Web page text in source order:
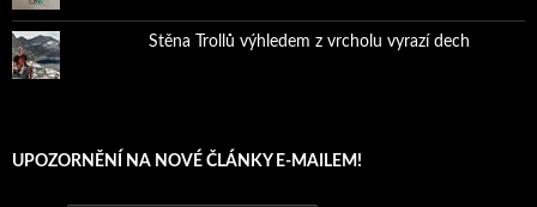
Stěna Trollů výhledem z vrcholu vyrazí dech
UPOZORNĚNÍ NA NOVÉ ČLÁNKY E-MAILEM!